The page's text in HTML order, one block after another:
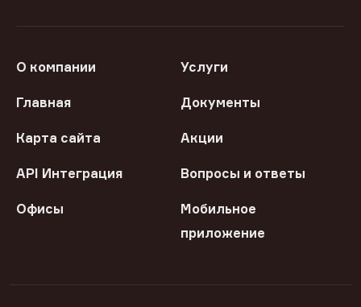
О компании Услуги
Главная Документы
Карта сайта Акции
API Интеграция Вопросы и ответы
Офисы
Мобильное
приложение